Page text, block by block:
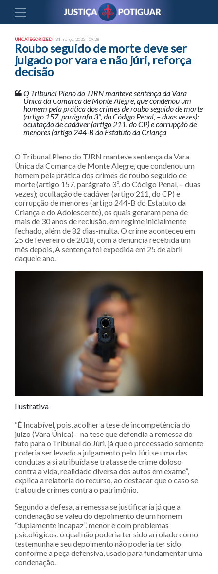
UNCATEGORIZED| 31 março, 2022 - 09:28
Roubo seguido de morte deve ser
julgado por vara e não júri, reforça
decisão
O Tribunal Pleno do TJRN manteve sentença da Vara
Única da Comarca de Monte Alegre, que condenou um
homem pela prática dos crimes de roubo seguido de morte
(artigo 157, parágrafo 3º, do Código Penal, – duas vezes);
ocultação de cadáver (artigo 211, do CP) e corrupção de
menores (artigo 244-B do Estatuto da Criança
O Tribunal Pleno do TJRN manteve sentença da Vara
Única da Comarca de Monte Alegre, que condenou um
homem pela prática dos crimes de roubo seguido de
morte (artigo 157, parágrafo 3º, do Código Penal, – duas
vezes); ocultação de cadáver (artigo 211, do CP) e
corrupção de menores (artigo 244-B do Estatuto da
Criança e do Adolescente), os quais geraram pena de
mais de 30 anos de reclusão, em regime inicialmente
fechado, além de 82 dias-multa. O crime aconteceu em
25 de fevereiro de 2018, com a denúncia recebida um
mês depois, A sentença foi expedida em 25 de abril
daquele ano.
Ilustrativa
“É Incabível, pois, acolher a tese de incompetência do
juízo (Vara Única) – na tese que defendia a remessa do
fato para o Tribunal do Júri, já que o processado somente
poderia ser levado a julgamento pelo Júri se uma das
condutas a si atribuída se tratasse de crime doloso
contra a vida, realidade diversa dos autos em exame”,
explica a relatoria do recurso, ao destacar que o caso se
tratou de crimes contra o patrimônio.
Segundo a defesa, a remessa se justificaria já que a
condenação se valeu do depoimento de um homem
“duplamente incapaz”, menor e com problemas
psicológicos, o qual não poderia ter sido arrolado como
testemunha e seu depoimento não poderia ter sido,
conforme a peça defensiva, usado para fundamentar uma
condenação.